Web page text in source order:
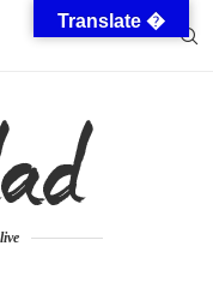
Translate �